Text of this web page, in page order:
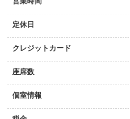
定休日
クレジットカード
座席数
個室情報